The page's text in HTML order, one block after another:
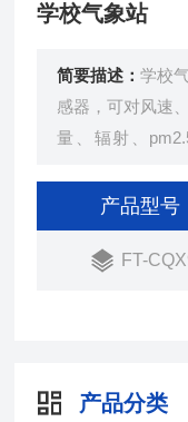
学校气象站
简要描述：学校
感器，可对风速
量、辐射、
过数字量通讯接
产品型号
FT-
产品分类